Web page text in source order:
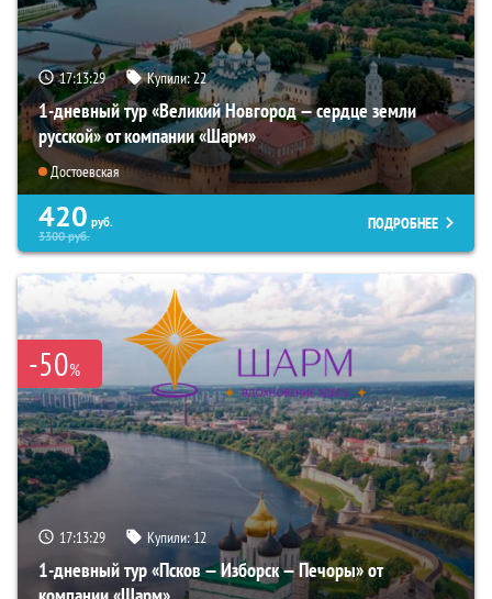
17:13:27 Купили:22
1-дневный тур «Великий Новгород — сердце земли
русской» от компании «Шарм»
Достоевская
420 руб.
3300руб.
ПОДРОБНЕЕ
-50%
17:13:27 Купили:12
1-дневный тур «Псков — Изборск — Печоры» от